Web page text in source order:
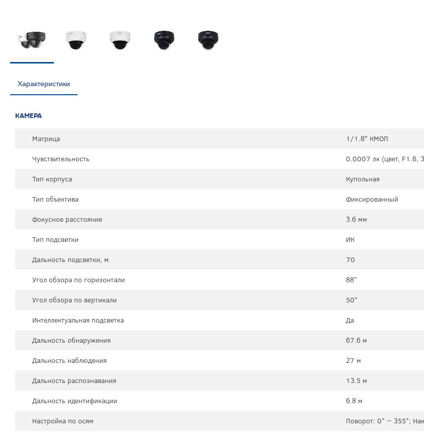
Характеристики
КАМЕРА
Матрица
1/1.8" КМОП
Чувствительность
0.0007 лк (цвет, F1.6,
Тип корпуса
Купольная
Тип объектива
Фиксированный
Фокусное расстояние
3.6 мм
Тип подсветки
ИК
Дальность подсветки, м
70
Угол обзора по горизонтали
88°
Угол обзора по вертикали
50°
Интеллектуальная подсветка
Да
Дальность обнаружения
67.6 м
Дальность наблюдения
27 м
Дальность распознавания
13.5 м
Дальность идентификации
6.8 м
Настройка по осям
Поворот: 0° ~ 355°;